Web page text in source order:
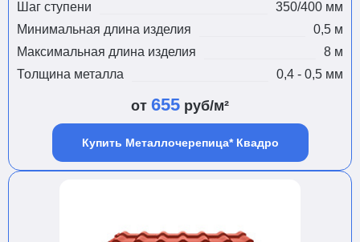
Шаг ступени
350/400 мм
Минимальная длина изделия
0,5 м
Максимальная длина изделия
8 м
Толщина металла
0,4 - 0,5 мм
от 655 руб/м²
Купить Металлочерепица* Квадро